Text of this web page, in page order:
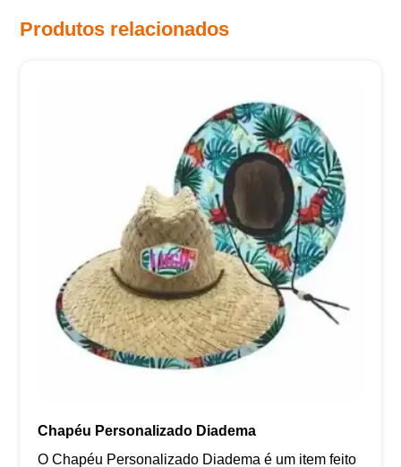
Produtos relacionados
Chapéu Personalizado Diadema
O Chapéu Personalizado Diadema é um item feito